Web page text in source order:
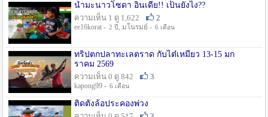
น้ำมะนาวโซดา อินเดีย!! เป็นยังไง??
ความเห็น 1 ดู 1,622
2
ee16korat - 2 ปี , มโนรมย์ - 6 เดือน
ทริปตกปลาทะเลตราด กับไต๋เหมี่ยว 13-15 มก
ราคม 2569
ความเห็น 0 ดู 842
3
kapong99 - 6 เดือน
ติดตั้งล้อประคองพ่วง